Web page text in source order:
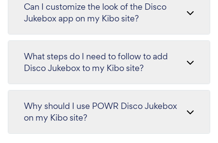
Can I customize the look of the Disco
Jukebox app on my Kibo site?
What steps do I need to follow to add
Disco Jukebox to my Kibo site?
Why should I use POWR Disco Jukebox
on my Kibo site?